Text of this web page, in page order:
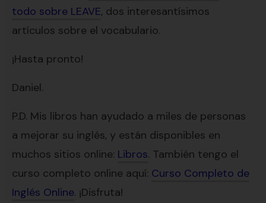
todo sobre LEAVE, dos interesantísimos
artículos sobre el vocabulario.
¡Hasta pronto!
Daniel.
P.D. Mis libros han ayudado a miles de personas
a mejorar su inglés, y están disponibles en
muchos sitios online: Libros. También tengo el
curso completo online aquí: Curso Completo de
Inglés Online. ¡Disfruta!